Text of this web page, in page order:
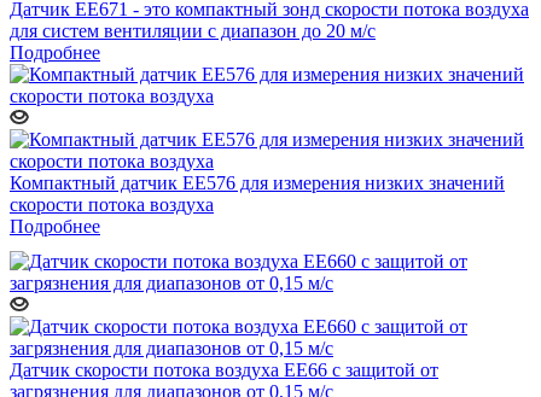
Датчик ЕЕ671 - это компактный зонд скорости потока воздуха
для систем вентиляции с диапазон до 20 м/с
Подробнее
Компактный датчик EE576 для измерения низких значений
скорости потока воздуха
Подробнее
Датчик скорости потока воздуха EE66 с защитой от
загрязнения для диапазонов от 0,15 м/с